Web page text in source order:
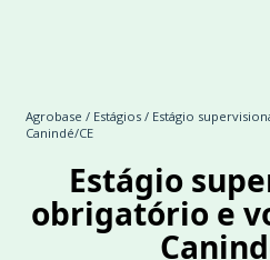
Agrobase / Estágios / Estágio
Canindé/CE
Estágio
obrigatório e